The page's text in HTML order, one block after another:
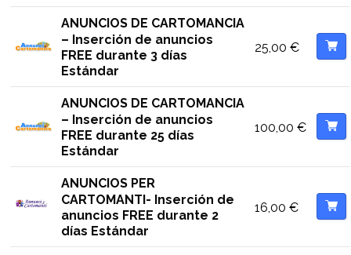
ANUNCIOS DE CARTOMANCIA
– Inserción de anuncios
FREE durante 3 días
Estándar
25,00 €
ANUNCIOS DE CARTOMANCIA
– Inserción de anuncios
FREE durante 25 días
Estándar
100,00 €
ANUNCIOS PER
CARTOMANTI- Inserción de
anuncios FREE durante 2
días Estándar
16,00 €